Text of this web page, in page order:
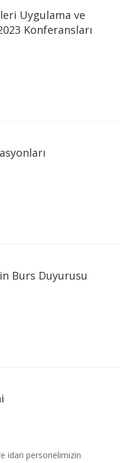
Uygulama ve
Konferansları
Burs Duyurusu
idari personelimizin